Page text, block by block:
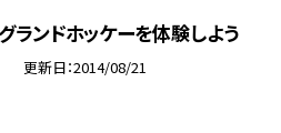
ンドホッケーを体験しよう
更新日 2014/08/21